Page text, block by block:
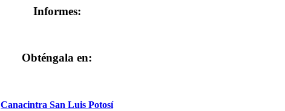
Informes:
Obténgala en:
Canacintra San Luis Potosí